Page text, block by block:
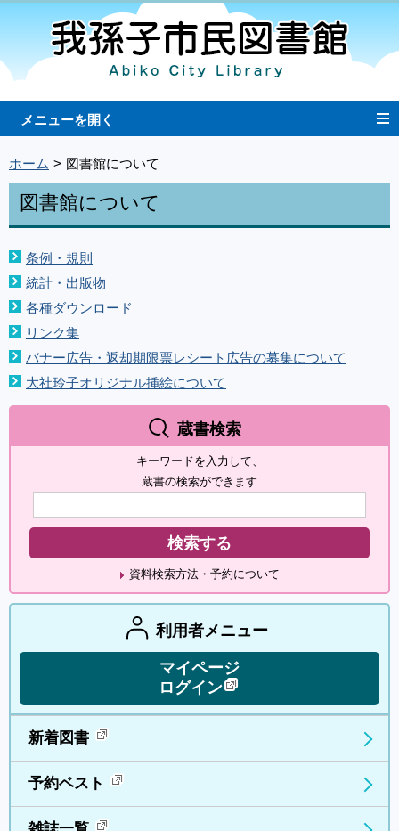
ホーム 図書館について
蔵書検索
キーワードを入力して、
蔵書の検索ができます
資料検索方法・予約について
利用者メニュー
マイページ
ログイン
新着図書
予約ベスト
図書館について
条例・規則
統計・出版物
各種ダウンロード
リンク集
バナー広告・返却期限票レシート広告の募集について
大社玲子オリジナル挿絵について